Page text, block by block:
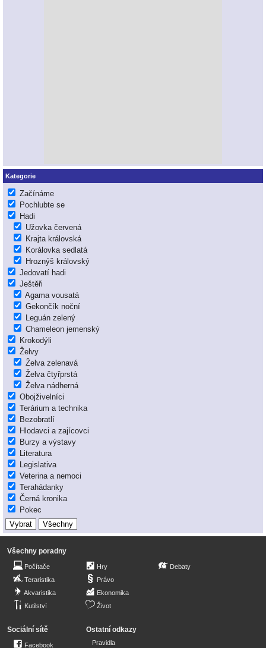
Kategorie
Začínáme
Pochlubte se
Hadi
Užovka červená
Krajta královská
Korálovka sedlatá
Hroznýš královský
Jedovatí hadi
Ještěři
Agama vousatá
Gekončík noční
Leguán zelený
Chameleon jemenský
Krokodýli
Želvy
Želva zelenavá
Želva čtyřprstá
Želva nádherná
Obojživelníci
Terárium a technika
Bezobratlí
Hlodavci a zajícovci
Burzy a výstavy
Literatura
Legislativa
Veterina a nemoci
Terahádanky
Černá kronika
Pokec
Všechny poradny
Počítače
Teraristika
Akvaristika
Kutilství
Hry
Právo
Ekonomika
Život
Debaty
Sociální sítě
Facebook
Ostatní odkazy
Pravidla